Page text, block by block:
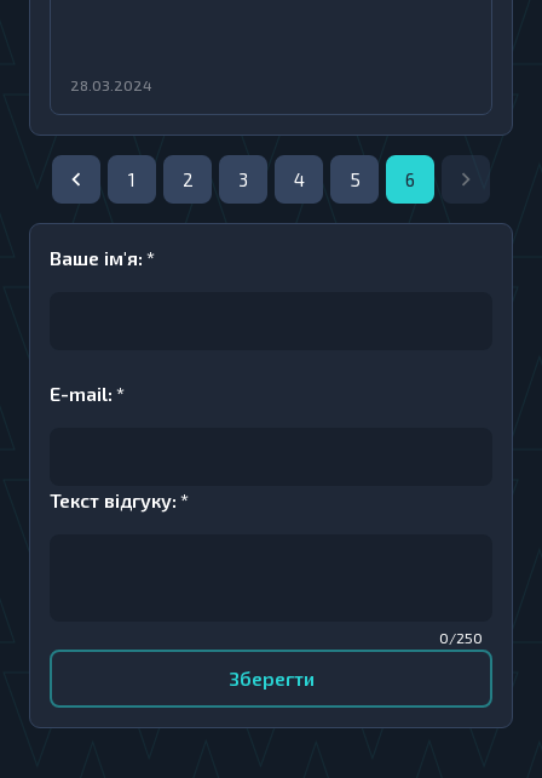
28.03.2024
1 2 3 4 5 6
Ваше iм'я: *
E-mail: *
Текст вiдгуку: *
0/250
Зберегти